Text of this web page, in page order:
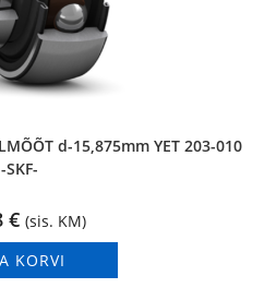
d-15,875mm YET 203-010
-SKF-
€ (sis. KM)
KORVI